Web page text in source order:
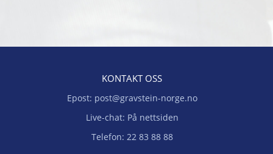
KONTAKT OSS
Epost: post@gravstein-norge.no
Live-chat: På nettsiden
Telefon: 22 83 88 88